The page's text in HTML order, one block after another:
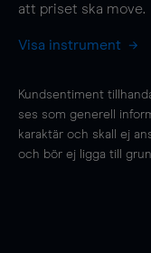
att priset ska move.
Visa instrument
Kundsentiment
ses som generell
karaktär och skall ej
och bör ej ligga till